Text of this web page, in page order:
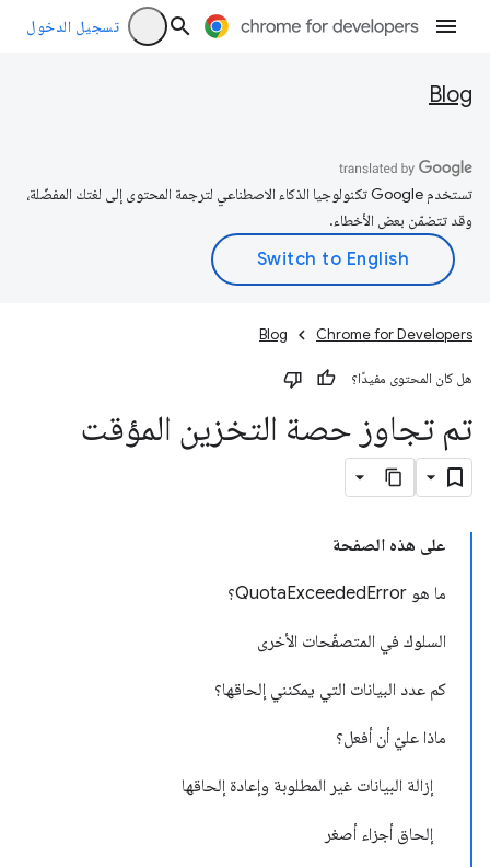
تسجيل الدخول
Blog
تستخدم Google تكنولوجيا الذكاء الاصطناعي لترجمة المحتوى إلى لغتك المفضّلة،
وقد تتضمّن بعض الأخطاء.
Chrome for Developers
Blog
هل كان المحتوى مفيدًا؟
تم تجاوز حصة التخزين المؤقت
على هذه الصفحة
ما هو QuotaExceededError؟
السلوك في المتصفّحات الأخرى
كم عدد البيانات التي يمكنني إلحاقها؟
ماذا عليّ أن أفعل؟
إزالة البيانات غير المطلوبة وإعادة إلحاقها
إلحاق أجزاء أصغر